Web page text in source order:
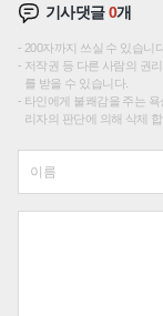
기사댓글0개
200자까지 쓰실 수 있습니
저작권 등 다른 사람의 권
를 받을 수 있습니다.
타인에게 불쾌감을 주는
리자의 판단에 의해 삭제